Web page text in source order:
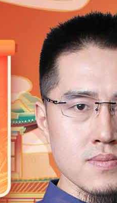
2025 2024
2023
2019 2018
2012 2011
2006 2005
2003
1999 1998
1997
1993 1991
1990
1986 1985
1984
1980 1979 1978
1977
1973 1972
1971